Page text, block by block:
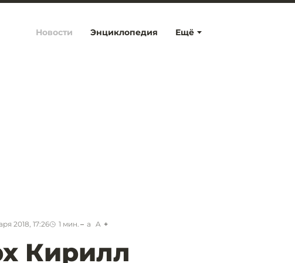
Ещё
Новости Энциклопедия
2018, 17:26 1 мин. a A
Кирилл